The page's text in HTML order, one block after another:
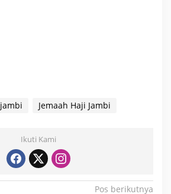
jambi Jemaah Haji Jambi
Ikuti Kami
Pos berikutnya